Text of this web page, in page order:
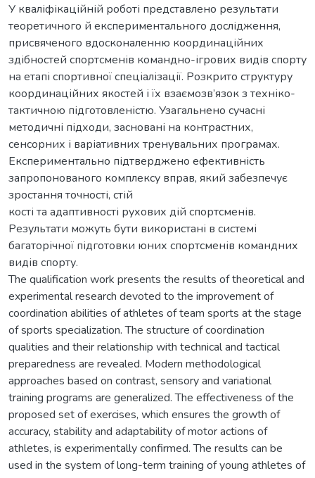
У кваліфікаційній роботі представлено результати
теоретичного й експериментального дослідження,
присвяченого вдосконаленню координаційних
здібностей спортсменів командно-ігрових видів спорту
на етапі спортивної спеціалізації. Розкрито структуру
координаційних якостей і їх взаємозв’язок з техніко-
тактичною підготовленістю. Узагальнено сучасні
методичні підходи, засновані на контрастних,
сенсорних і варіативних тренувальних програмах.
Експериментально підтверджено ефективність
запропонованого комплексу вправ, який забезпечує
зростання точності, стій
кості та адаптивності рухових дій спортсменів.
Результати можуть бути використані в системі
багаторічної підготовки юних спортсменів командних
видів спорту.
The qualification work presents the results of theoretical and
experimental research devoted to the improvement of
coordination abilities of athletes of team sports at the stage
of sports specialization. The structure of coordination
qualities and their relationship with technical and tactical
preparedness are revealed. Modern methodological
approaches based on contrast, sensory and variational
training programs are generalized. The effectiveness of the
proposed set of exercises, which ensures the growth of
accuracy, stability and adaptability of motor actions of
athletes, is experimentally confirmed. The results can be
used in the system of long-term training of young athletes of